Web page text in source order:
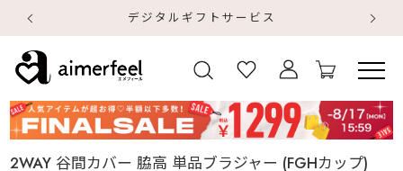
デジタルギフトサービス
2WAY 谷間カバー 脇高 単品ブラジャー (FGHカップ)